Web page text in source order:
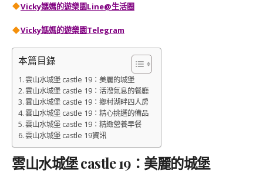
Vicky媽媽的遊樂園Line@生活圈
Vicky媽媽的遊樂園Telegram
本篇目錄
雲山水城堡 castle 19：美麗的城堡
雲山水城堡 castle 19：活潑氣息的餐廳
雲山水城堡 castle 19：鄉村湖畔四人房
雲山水城堡 castle 19：精心挑選的備品
雲山水城堡 castle 19：精緻營養早餐
雲山水城堡 castle 19資訊
雲山水城堡 castle 19：美麗的城堡